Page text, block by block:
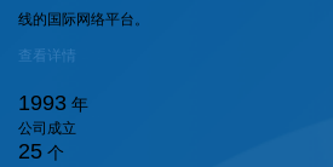
线的国际网络平台。
查看详情
1993 年
公司成立
25 个